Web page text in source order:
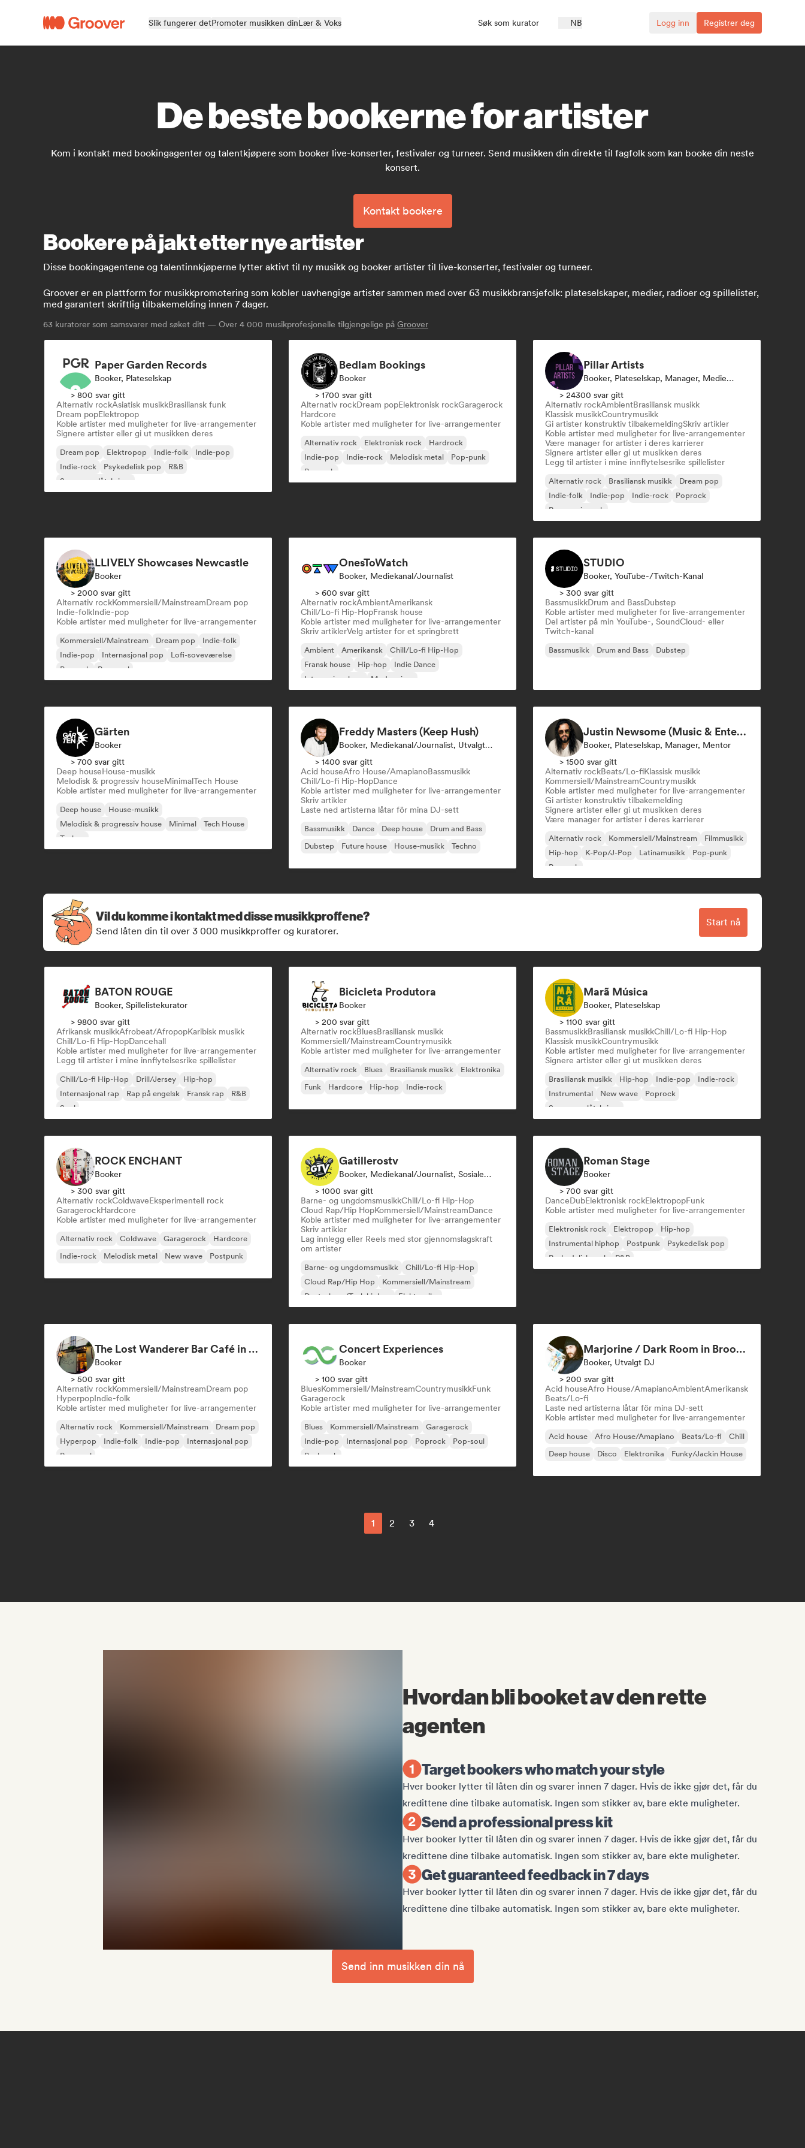
Slik fungerer detPromoter musikken dinLær & Voks Søk som kurator NB Logg inn Registrer deg
De beste bookerne for artister
Kom i kontakt med bookingagenter og talentkjøpere som booker live-konserter, festivaler og turneer. Send musikken din direkte til fagfolk som kan booke din neste
konsert.
Kontakt bookere
Bookere på jakt etter nye artister
Disse bookingagentene og talentinnkjøperne lytter aktivt til ny musikk og booker artister til live-konserter, festivaler og turneer.
Groover er en plattform for musikkpromotering som kobler uavhengige artister sammen med over 63 musikkbransjefolk: plateselskaper, medier, radioer og spillelister,
med garantert skriftlig tilbakemelding innen 7 dager.
63 kuratorer som samsvarer med søket ditt — Over 4 000 musikprofesjonelle tilgjengelige på Groover
Paper Garden Records
Booker, Plateselskap
> 800 svar gitt
Alternativ rockAsiatisk musikkBrasiliansk funk
Dream popElektropop
Koble artister med muligheter for live-arrangementer
Signere artister eller gi ut musikken deres
Dream pop Elektropop Indie-folk
Indie-pop
Indie-rock
Psykedelisk pop
R&B
Sanger og låtskriver
Bedlam Bookings
Booker
> 1700 svar gitt
Alternativ rockDream popElektronisk rockGaragerock
Hardcore
Koble artister med muligheter for live-arrangementer
Alternativ rock Elektronisk rock
Hardrock
Indie-pop
Indie-rock Melodisk metal
Pop-punk
Poprock
Pillar Artists
Booker, Plateselskap, Manager, Mediekanal/journalist, Mentor, Spillelistekurator
> 24300 svar gitt
Alternativ rockAmbientBrasiliansk musikk
Klassisk musikkCountrymusikk
Gi artister konstruktiv tilbakemeldingSkriv artikler
Koble artister med muligheter for live-arrangementer
Være manager for artister i deres karrierer
Signere artister eller gi ut musikken deres
Legg til artister i mine innflytelsesrike spillelister
Alternativ rock Brasiliansk musikk
Dream pop
Indie-folk
Indie-pop Indie-rock
Poprock
Progressiv rock
LLIVELY Showcases Newcastle
Booker
> 2000 svar gitt
Alternativ rockKommersiell/MainstreamDream pop
Indie-folkIndie-pop
Koble artister med muligheter for live-arrangementer
Kommersiell/Mainstream Dream pop
Indie-folk
Indie-pop
Internasjonal pop
Lofi-soveværelse
Poprock
Pop-soul
OnesToWatch
Booker, Mediekanal/journalist
> 600 svar gitt
Alternativ rockAmbientAmerikansk
Chill/Lo-fi Hip-HopFransk house
Koble artister med muligheter for live-arrangementer
Skriv artiklerVelg artister for et springbrett
Ambient Amerikansk
Chill/Lo-fi Hip-Hop
Fransk house
Hip-hop
Indie Dance
Internasjonal rap
Modern jazz
STUDIO
Booker, YouTube-/Twitch-Kanal
> 300 svar gitt
BassmusikkDrum and BassDubstep
Koble artister med muligheter for live-arrangementer
Del artister på min YouTube-, SoundCloud- eller
Twitch-kanal
Bassmusikk Drum and Bass Dubstep
Gärten
Booker
> 700 svar gitt
Deep houseHouse-musikk
Melodisk & progressiv houseMinimalTech House
Koble artister med muligheter for live-arrangementer
Deep house
House-musikk
Melodisk & progressiv house
Minimal
Tech House
Techno
Freddy Masters (Keep Hush)
Booker, Mediekanal/journalist, Utvalgt DJ
> 1400 svar gitt
Acid houseAfro House/AmapianoBassmusikk
Chill/Lo-fi Hip-HopDance
Koble artister med muligheter for live-arrangementer
Skriv artikler
Laste ned artisterna låtar för mina DJ-sett
Bassmusikk Dance Deep house
Drum and Bass
Dubstep
Future house House-musikk Techno
Justin Newsome (Music & Entertainment Executive | A&R, Artist Development & Partnerships | Applied AI & Systems Strategy)
Booker, Plateselskap, Manager, Mentor
> 1500 svar gitt
Alternativ rockBeats/Lo-fiKlassisk musikk
Kommersiell/MainstreamCountrymusikk
Koble artister med muligheter for live-arrangementer
Gi artister konstruktiv tilbakemelding
Signere artister eller gi ut musikken deres
Være manager for artister i deres karrierer
Alternativ rock Kommersiell/Mainstream
Filmmusikk
Hip-hop
K-Pop/J-Pop Latinamusikk
Pop-punk
Poprock
Vil du komme i kontakt med disse musikkproffene?
Send låten din til over 3 000 musikkproffer og kuratorer.
Start nå
BATON ROUGE
Booker, Spillelistekurator
> 9800 svar gitt
Afrikansk musikkAfrobeat/AfropopKaribisk musikk
Chill/Lo-fi Hip-HopDancehall
Koble artister med muligheter for live-arrangementer
Legg til artister i mine innflytelsesrike spillelister
Chill/Lo-fi Hip-Hop Drill/Jersey
Hip-hop
Internasjonal rap
Rap på engelsk Fransk rap
R&B
Soul
Bicicleta Produtora
Booker
> 200 svar gitt
Alternativ rockBluesBrasiliansk musikk
Kommersiell/MainstreamCountrymusikk
Koble artister med muligheter for live-arrangementer
Alternativ rock Blues Brasiliansk musikk
Elektronika
Funk
Hardcore Hip-hop Indie-rock
Marã Música
Booker, Plateselskap
> 1100 svar gitt
BassmusikkBrasiliansk musikkChill/Lo-fi Hip-Hop
Klassisk musikkCountrymusikk
Koble artister med muligheter for live-arrangementer
Signere artister eller gi ut musikken deres
Brasiliansk musikk Hip-hop Indie-pop
Indie-rock
Instrumental
New wave
Poprock
Sanger og låtskriver
ROCK ENCHANT
Booker
> 300 svar gitt
Alternativ rockColdwaveEksperimentell rock
GaragerockHardcore
Koble artister med muligheter for live-arrangementer
Alternativ rock Coldwave Garagerock
Hardcore
Indie-rock
Melodisk metal New wave Postpunk
Gatillerostv
Booker, Mediekanal/journalist, Sosiale Medier-Influencer
> 1000 svar gitt
Barne- og ungdomsmusikkChill/Lo-fi Hip-Hop
Cloud Rap/Hip HopKommersiell/MainstreamDance
Koble artister med muligheter for live-arrangementer
Skriv artikler
Lag innlegg eller Reels med stor gjennomslagskraft
om artister
Barne- og ungdomsmusikk
Chill/Lo-fi Hip-Hop
Cloud Rap/Hip Hop
Kommersiell/Mainstream
Deutschrap/Tysk hiphop
Elektronika
Roman Stage
Booker
> 700 svar gitt
DanceDubElektronisk rockElektropopFunk
Koble artister med muligheter for live-arrangementer
Elektronisk rock Elektropop
Hip-hop
Instrumental hiphop
Postpunk
Psykedelisk pop
Psykedelisk rock
R&B
The Lost Wanderer Bar Café in Newcastle
Booker
> 500 svar gitt
Alternativ rockKommersiell/MainstreamDream pop
HyperpopIndie-folk
Koble artister med muligheter for live-arrangementer
Alternativ rock Kommersiell/Mainstream
Dream pop
Hyperpop
Indie-folk Indie-pop
Internasjonal pop
Pop-soul
Concert Experiences
Booker
> 100 svar gitt
BluesKommersiell/MainstreamCountrymusikkFunk
Garagerock
Koble artister med muligheter for live-arrangementer
Blues Kommersiell/Mainstream
Garagerock
Indie-pop
Internasjonal pop Poprock
Pop-soul
Punkrock
Marjorine / Dark Room in Brooklyn
Booker, Utvalgt DJ
> 200 svar gitt
Acid houseAfro House/AmapianoAmbientAmerikansk
Beats/Lo-fi
Laste ned artisterna låtar för mina DJ-sett
Koble artister med muligheter for live-arrangementer
Acid house Afro House/Amapiano Beats/Lo-fi
Chill
Deep house
Disco Elektronika Funky/Jackin House
1 2 3 4
Hvordan bli booket av den rette
agenten
Target bookers who match your style
Hver booker lytter til låten din og svarer innen 7 dager. Hvis de ikke gjør det, får du
kredittene dine tilbake automatisk. Ingen som stikker av, bare ekte muligheter.
Send a professional press kit
Hver booker lytter til låten din og svarer innen 7 dager. Hvis de ikke gjør det, får du
kredittene dine tilbake automatisk. Ingen som stikker av, bare ekte muligheter.
Get guaranteed feedback in 7 days
Hver booker lytter til låten din og svarer innen 7 dager. Hvis de ikke gjør det, får du
kredittene dine tilbake automatisk. Ingen som stikker av, bare ekte muligheter.
Send inn musikken din nå